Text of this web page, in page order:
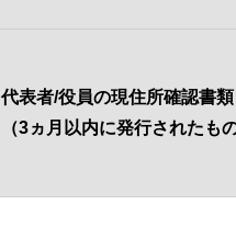
代表者/役員の現住所確認書類
（3ヵ月以内に発行されたもの